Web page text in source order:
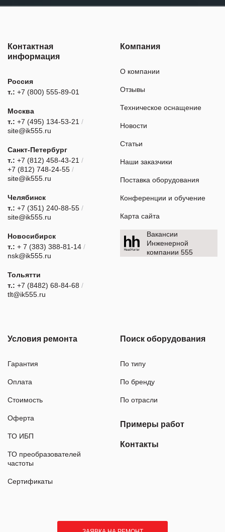
Контактная
информация
Россия
т.: +7 (800) 555-89-01
Москва
т.: +7 (495) 134-53-21 /
site@ik555.ru
Санкт-Петербург
т.: +7 (812) 458-43-21 /
+7 (812) 748-24-55 /
site@ik555.ru
Челябинск
т.: +7 (351) 240-88-55 /
site@ik555.ru
Новосибирск
т.: + 7 (383) 388-81-14 /
nsk@ik555.ru
Тольятти
т.: +7 (8482) 68-84-68 /
tlt@ik555.ru
Компания
О компании
Отзывы
Техническое оснащение
Новости
Статьи
Наши заказчики
Поставка оборудования
Конференции и обучение
Карта сайта
Вакансии
Инженерной
компании 555
Условия ремонта
Гарантия
Оплата
Стоимость
Оферта
ТО ИБП
ТО преобразователей
частоты
Сертификаты
Поиск оборудования
По типу
По бренду
По отрасли
Примеры работ
Контакты